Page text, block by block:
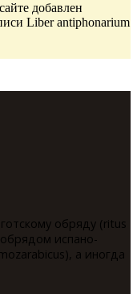
добавлен
Liber antiphonarium
обряду (ritus
испано-
а иногда